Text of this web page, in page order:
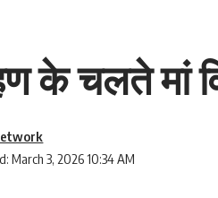
के चलते मां
March 3, 2026 10:34 AM